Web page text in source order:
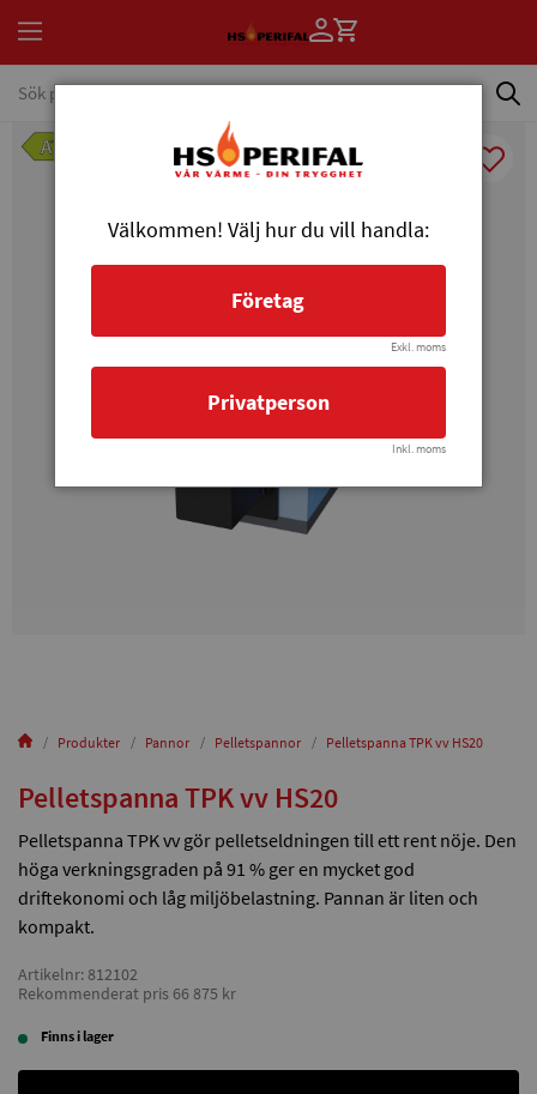
Produkter Pannor Pelletspannor Pelletspanna TPK vv HS20
Pelletspanna TPK vv HS20
Pelletspanna TPK vv gör pelletseldningen till ett rent nöje. Den
höga verkningsgraden på 91 % ger en mycket god
driftekonomi och låg miljöbelastning. Pannan är liten och
kompakt.
Artikelnr: 812102
Rekommenderat pris 66 875 kr
Finns i lager
Välkommen! Välj hur du vill handla:
Företag
Exkl. moms
Privatperson
Inkl. moms